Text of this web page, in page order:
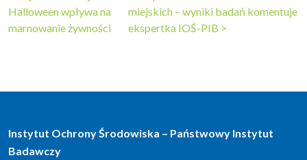
wpisu
Halloween wpływa na
marnowanie żywności
miejskich – wyniki badań komentuje
ekspertka IOŚ-PIB >
Instytut Ochrony Środowiska – Państwowy Instytut
Badawczy